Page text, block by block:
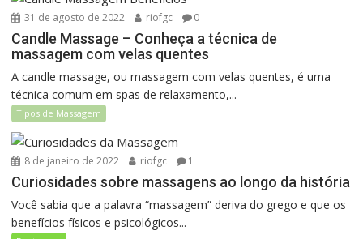
31 de agosto de 2022 riofgc 0
Candle Massage – Conheça a técnica de
massagem com velas quentes
A candle massage, ou massagem com velas quentes, é uma
técnica comum em spas de relaxamento,...
Tipos de Massagem
8 de janeiro de 2022 riofgc 1
Curiosidades sobre massagens ao longo da história
Você sabia que a palavra “massagem” deriva do grego e que os
benefícios físicos e psicológicos...